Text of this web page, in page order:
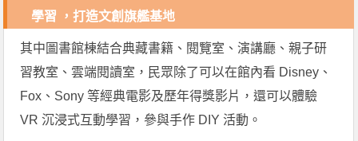
學習 ，打造文創旗艦基地
其中圖書館棟結合典藏書籍、閱覽室、演講廳、親子研
習教室、雲端閱讀室，民眾除了可以在館內看 Disney、
Fox、Sony 等經典電影及歷年得獎影片，還可以體驗
VR 沉浸式互動學習，參與手作 DIY 活動。